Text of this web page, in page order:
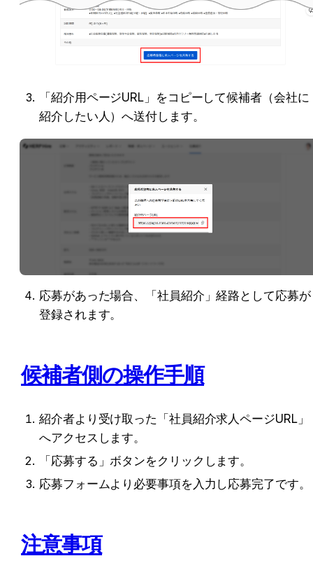
「紹介用ページURL」をコピーして候補者（会社に
紹介したい人）へ送付します。
応募があった場合、「社員紹介」経路として応募が
登録されます。
候補者側の操作手順
紹介者より受け取った「社員紹介求人ページURL」
へアクセスします。
「応募する」ボタンをクリックします。
応募フォームより必要事項を入力し応募完了です。
注意事項